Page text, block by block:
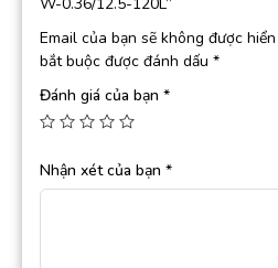
W-0.36/12.5-120L”
Email của bạn sẽ không được
bắt buộc được đánh dấu *
Đánh giá của bạn *
Nhận xét của bạn *